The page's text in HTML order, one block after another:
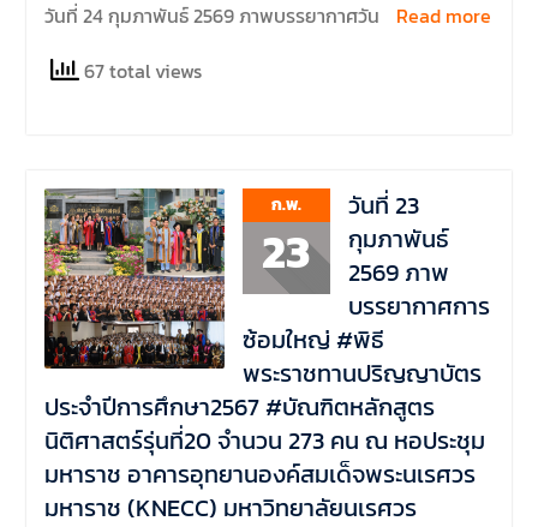
วันที่ 24 กุมภาพันธ์ 2569 ภาพบรรยากาศวัน
Read more
67 total views
ก.พ.
23
วันที่ 23
กุมภาพันธ์
2569 ภาพ
บรรยากาศการ
ซ้อมใหญ่ #พิธี
พระราชทานปริญญาบัตร
ประจำปีการศึกษา2567 #บัณฑิตหลักสูตร
นิติศาสตร์รุ่นที่20 จำนวน 273 คน ณ หอประชุม
มหาราช อาคารอุทยานองค์สมเด็จพระนเรศวร
มหาราช (KNECC) มหาวิทยาลัยนเรศวร